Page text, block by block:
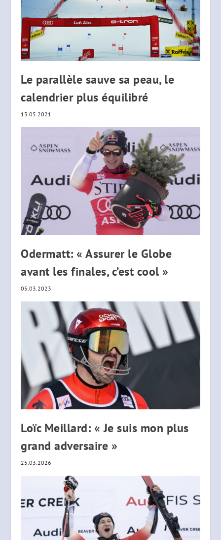
Le parallèle sauve sa peau, le
calendrier plus équilibré
13.05.2021
Odermatt: « Assurer le Globe
avant les finales, c’est cool »
05.03.2023
Loïc Meillard: « Je suis mon plus
grand adversaire »
25.03.2026